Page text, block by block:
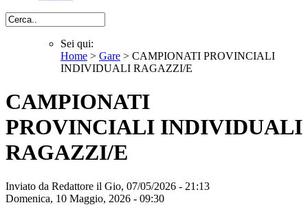
Cerca
Sei qui
Sei qui:
Home > Gare > CAMPIONATI PROVINCIALI
INDIVIDUALI RAGAZZI/E
CAMPIONATI
PROVINCIALI INDIVIDUALI
RAGAZZI/E
Inviato da Redattore il Gio, 07/05/2026 - 21:13
Domenica, 10 Maggio, 2026 - 09:30